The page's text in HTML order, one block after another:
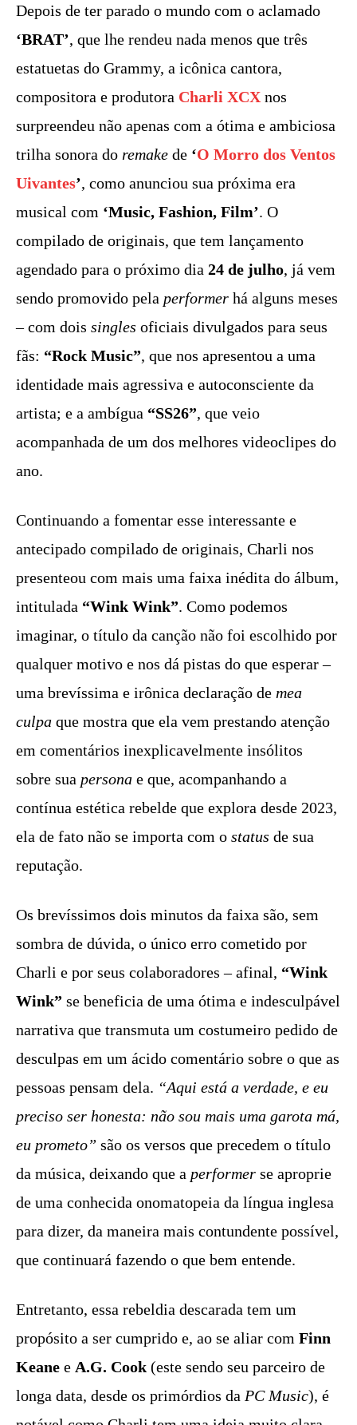
Depois de ter parado o mundo com o aclamado
‘BRAT’, que lhe rendeu nada menos que três
estatuetas do Grammy, a icônica cantora,
compositora e produtora Charli XCX nos
surpreendeu não apenas com a ótima e ambiciosa
trilha sonora do remake de ‘O Morro dos Ventos
Uivantes’, como anunciou sua próxima era
musical com ‘Music, Fashion, Film’. O
compilado de originais, que tem lançamento
agendado para o próximo dia 24 de julho, já vem
sendo promovido pela performer há alguns meses
– com dois singles oficiais divulgados para seus
fãs: “Rock Music”, que nos apresentou a uma
identidade mais agressiva e autoconsciente da
artista; e a ambígua “SS26”, que veio
acompanhada de um dos melhores videoclipes do
ano.
Continuando a fomentar esse interessante e
antecipado compilado de originais, Charli nos
presenteou com mais uma faixa inédita do álbum,
intitulada “Wink Wink”. Como podemos
imaginar, o título da canção não foi escolhido por
qualquer motivo e nos dá pistas do que esperar –
uma brevíssima e irônica declaração de mea
culpa que mostra que ela vem prestando atenção
em comentários inexplicavelmente insólitos
sobre sua persona e que, acompanhando a
contínua estética rebelde que explora desde 2023,
ela de fato não se importa com o status de sua
reputação.
Os brevíssimos dois minutos da faixa são, sem
sombra de dúvida, o único erro cometido por
Charli e por seus colaboradores – afinal, “Wink
Wink” se beneficia de uma ótima e indesculpável
narrativa que transmuta um costumeiro pedido de
desculpas em um ácido comentário sobre o que as
pessoas pensam dela. “Aqui está a verdade, e eu
preciso ser honesta: não sou mais uma garota má,
eu prometo” são os versos que precedem o título
da música, deixando que a performer se aproprie
de uma conhecida onomatopeia da língua inglesa
para dizer, da maneira mais contundente possível,
que continuará fazendo o que bem entende.
Entretanto, essa rebeldia descarada tem um
propósito a ser cumprido e, ao se aliar com Finn
Keane e A.G. Cook (este sendo seu parceiro de
longa data, desde os primórdios da PC Music), é